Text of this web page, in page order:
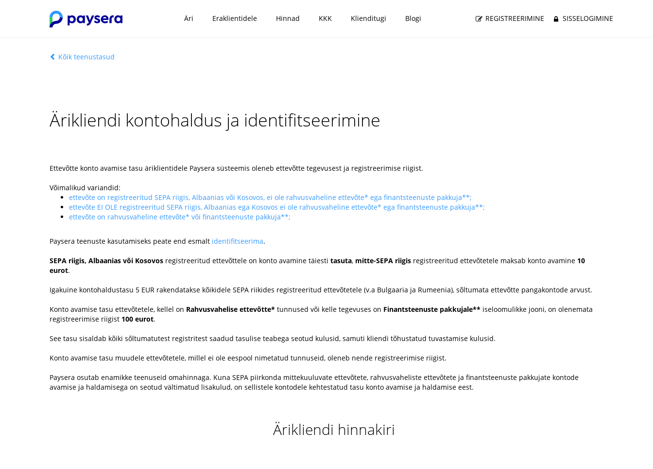
Äri Eraklientidele Hinnad KKK Klienditugi Blogi REGISTREERIMINE SISSELOGIMINE
Kõik teenustasud
Ärikliendi kontohaldus ja identifitseerimine
Ettevõtte konto avamise tasu äriklientidele Paysera süsteemis oleneb ettevõtte tegevusest ja registreerimise riigist.
Võimalikud variandid:
ettevõte on registreeritud SEPA riigis, Albaanias või Kosovos, ei ole rahvusvaheline ettevõte* ega finantsteenuste pakkuja**;
ettevõte EI OLE registreeritud SEPA riigis, Albaanias ega Kosovos ei ole rahvusvaheline ettevõte* ega finantsteenuste pakkuja**;
ettevõte on rahvusvaheline ettevõte* või finantsteenuste pakkuja**;
Paysera teenuste kasutamiseks peate end esmalt identifitseerima.
SEPA riigis, Albaanias või Kosovos registreeritud ettevõttele on konto avamine täiesti tasuta, mitte-SEPA riigis registreeritud ettevõtetele maksab konto avamine 10
eurot.
Igakuine kontohaldustasu 5 EUR rakendatakse kõikidele SEPA riikides registreeritud ettevõtetele (v.a Bulgaaria ja Rumeenia), sõltumata ettevõtte pangakontode arvust.
Konto avamise tasu ettevõtetele, kellel on Rahvusvahelise ettevõtte* tunnused või kelle tegevuses on Finantsteenuste pakkujale** iseloomulikke jooni, on olenemata
registreerimise riigist 100 eurot.
See tasu sisaldab kõiki sõltumatutest registritest saadud tasulise teabega seotud kulusid, samuti kliendi tõhustatud tuvastamise kulusid.
Konto avamise tasu muudele ettevõtetele, millel ei ole eespool nimetatud tunnuseid, oleneb nende registreerimise riigist.
Paysera osutab enamikke teenuseid omahinnaga. Kuna SEPA piirkonda mittekuuluvate ettevõtete, rahvusvaheliste ettevõtete ja finantsteenuste pakkujate kontode
avamise ja haldamisega on seotud vältimatud lisakulud, on sellistele kontodele kehtestatud tasu konto avamise ja haldamise eest.
Ärikliendi hinnakiri